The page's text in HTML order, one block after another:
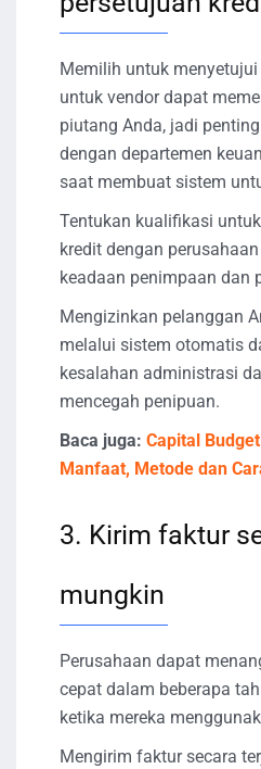
Memilih untuk
untuk vendor dapat
piutang Anda, jadi
dengan departemen
saat membuat sistem
Tentukan kualifikasi
kredit dengan
keadaan penimpaan dan
Mengizinkan pelanggan
melalui sistem otomatis
kesalahan administrasi
mencegah penipuan.
Baca juga: Capital
Manfaat, Metode dan
3. Kirim faktur
mungkin
Perusahaan dapat
cepat dalam beberapa
ketika mereka
Mengirim faktur secara